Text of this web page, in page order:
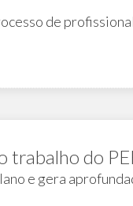
de
trabalho do
e gera